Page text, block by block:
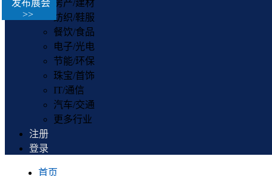
房产/建材
纺织/鞋服
餐饮/食品
电子/光电
节能/环保
珠宝/首饰
IT/通信
汽车/交通
更多行业
注册
登录
首页
发布展会
>>